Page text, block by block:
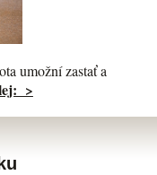
umožní zastať a
>